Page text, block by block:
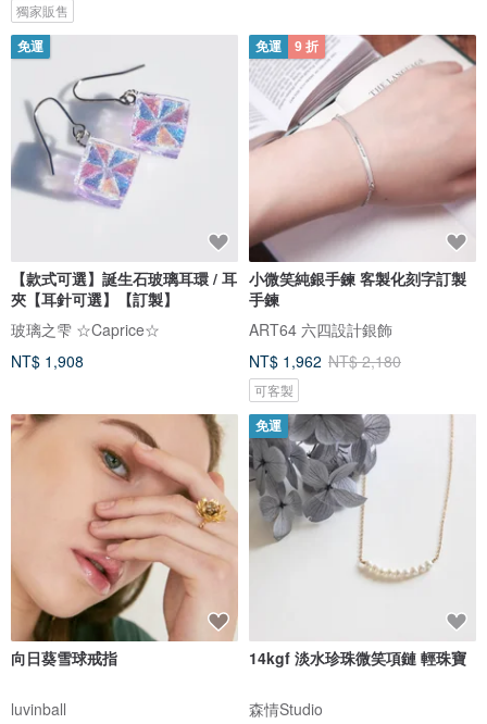
獨家販售
免運
【款式可選】誕生石玻璃耳環 / 耳
夾【耳針可選】【訂製】
玻璃之雫 ☆Caprice☆
NT$ 1,908
免運 9 折
小微笑純銀手鍊 客製化刻字訂製
手鍊
ART64 六四設計銀飾
NT$ 1,962 NT$ 2,180
可客製
向日葵雪球戒指
luvinball
免運
14kgf 淡水珍珠微笑項鏈 輕珠寶
森情Studio